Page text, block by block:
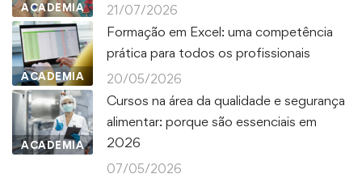
ACADEMIA 21/07/2026
ACADEMIA
Formação em Excel: uma competência
prática para todos os profissionais
20/05/2026
ACADEMIA
Cursos na área da qualidade e segurança
alimentar: porque são essenciais em
2026
07/05/2026